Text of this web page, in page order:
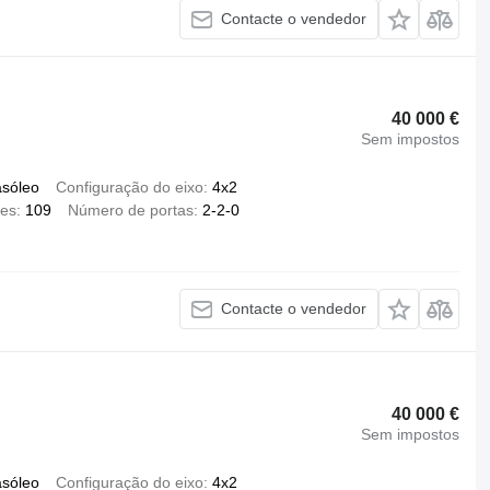
Contacte o vendedor
40 000 €
Sem impostos
Configuração do eixo 4x2
109 Número de portas 2-2-0
Contacte o vendedor
40 000 €
Sem impostos
Configuração do eixo 4x2